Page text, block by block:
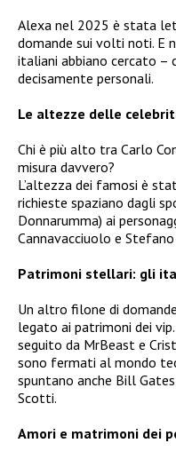
Alexa nel 2025 è stata
domande sui volti noti. E
italiani abbiano cercato –
decisamente personali.
Le altezze delle
Chi è più alto tra Carlo
misura davvero?
L’altezza dei famosi è
richieste spaziano dagli
Donnarumma) ai
Cannavacciuolo e
Patrimoni stellari: gli
Un altro filone di
legato ai patrimoni dei
seguito da MrBeast e
sono fermati al mondo
spuntano anche Bill
Scotti.
Amori e matrimoni dei